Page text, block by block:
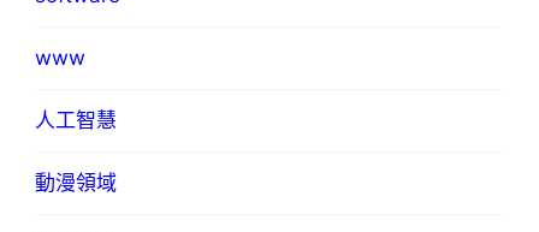
www
人工智慧
動漫領域